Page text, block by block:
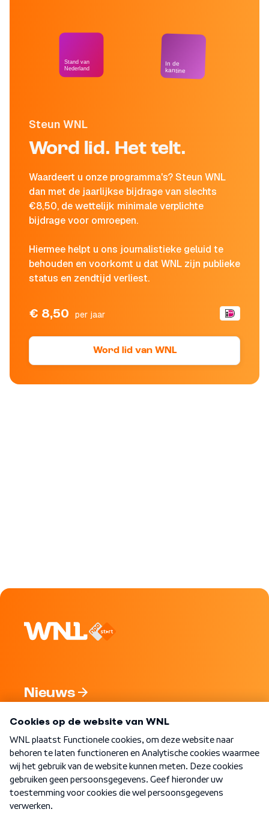
Steun WNL
Word lid. Het telt.
Waardeert u onze programma's? Steun WNL
dan met de jaarlijkse bijdrage van slechts
€8,50, de wettelijk minimale verplichte
bijdrage voor omroepen.
Hiermee helpt u ons journalistieke geluid te
behouden en voorkomt u dat WNL zijn publieke
status en zendtijd verliest.
€ 8,50 per jaar
Word lid van WNL
Stand van
Nederland
In de
kantine
Nieuws
Nieuwsbrief
Word Lid